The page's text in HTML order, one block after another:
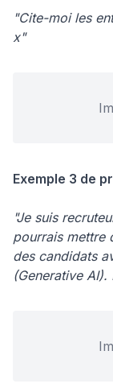
"Cite-moi les
x"
Exemple 3 de
"Je suis
pourrais mettre
des candidats
(Generative